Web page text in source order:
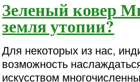
Зеленый ковер
земля утопии?
Для некоторых из нас,
возможность
искусством